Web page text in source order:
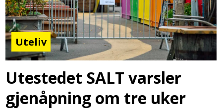
Uteliv
Utestedet SALT varsler
gjenåpning om tre uker